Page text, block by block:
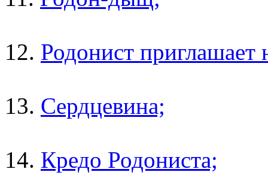
12. Родонист приглашает
13. Сердцевина;
14. Кредо Родониста;